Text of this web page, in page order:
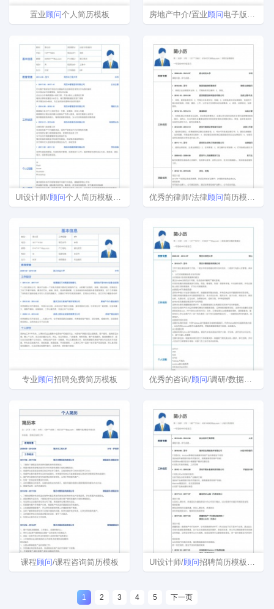
置业顾问个人简历模板 房地产中介/置业顾问电子版简历
UI设计师/顾问个人简历模板免费下载 优秀的律师/法律顾问简历模板下载
专业顾问招聘免费简历模板 优秀的咨询/顾问/调研/数据分析空白简历模板下载word格式
课程顾问/课程咨询简历模板 UI设计师/顾问招聘简历模板下载
1 2 3 4 5 下一页